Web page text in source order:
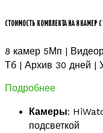
СТОИМОСТЬ КОМПЛЕКТА НА 8 КАМЕР
8 камер 5Мп |
Тб | Архив 30 дней |
Подробнее
Камеры:
подсветкой